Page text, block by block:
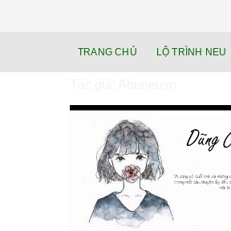
TRANG CHỦ LỘ TRÌNH NEU